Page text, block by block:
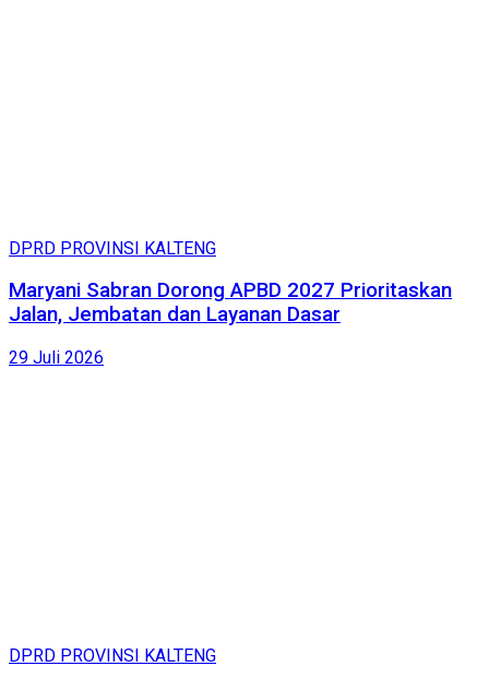
DPRD PROVINSI KALTENG
Maryani Sabran Dorong APBD 2027 Prioritaskan
Jalan, Jembatan dan Layanan Dasar
29 Juli 2026
DPRD PROVINSI KALTENG